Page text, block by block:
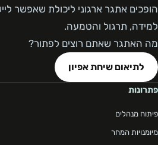
הופכים אתגר ארגוני ליכולת שאפשר
למידה, תרגול והטמעה.
מה האתגר שאתם רוצים לפתור?
לתיאום שיחת אפיון
פתרונות
פיתוח מנהלים
מיומנויות המחר